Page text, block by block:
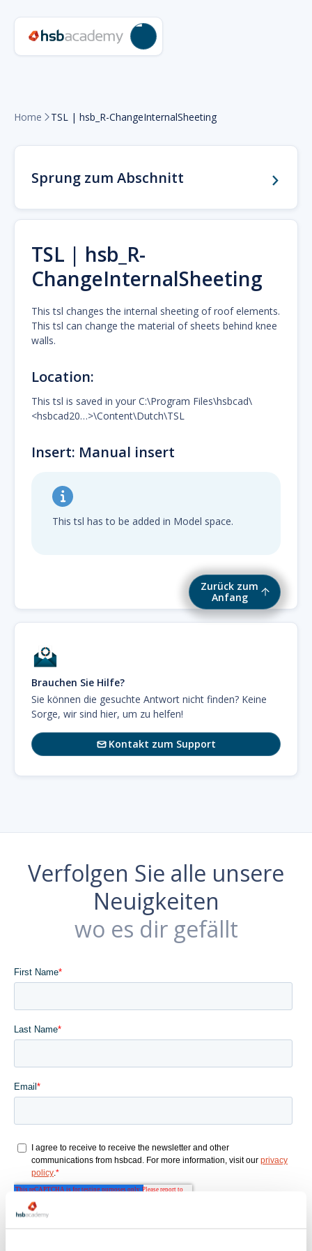
Zurück zum
Anfang
Home  TSL | hsb_R-ChangeInternalSheeting
Sprung zum Abschnitt
TSL | hsb_R-
ChangeInternalSheeting
This tsl changes the internal sheeting of roof elements.
This tsl can change the material of sheets behind knee
walls.
Location:
This tsl is saved in your C:\Program Files\hsbcad\
<hsbcad20…>\Content\Dutch\TSL
Insert: Manual insert
This tsl has to be added in Model space.
Brauchen Sie Hilfe?
Sie können die gesuchte Antwort nicht finden? Keine
Sorge, wir sind hier, um zu helfen!
Kontakt zum Support
Verfolgen Sie alle unsere
Neuigkeiten
wo es dir gefällt